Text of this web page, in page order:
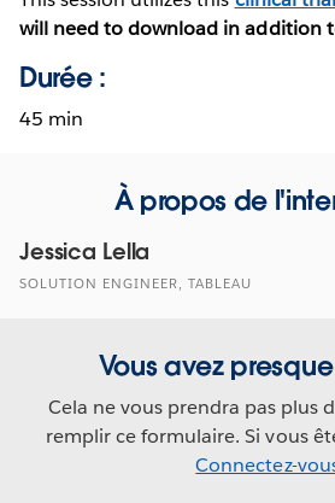
will need to download in addition
Durée :
45 min
À propos de
Jessica Lella
SOLUTION ENGINEER, TABLEAU
Vous avez
Cela ne vous prendra pas plus
remplir ce formulaire. Si vous
Connectez-